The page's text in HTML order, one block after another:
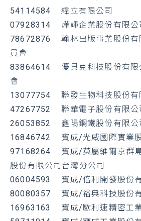
54114584 緯立有限公司
07928314 燁輝企業股份有限公
78672876 翰林出版事業股份有
員會
83864614 優貝克科技股份有限
會
13077754 聯發生物科技股份有
47267752 聯華電子股份有限公
26053852 鑫陽鋼鐵股份有限公
16846742 寶成/光威國際實業
97168264 寶成/英屬維爾京群
股份有限公司台灣分公司
06004593 寶成/倍利開發股份
80080357 寶成/裕典科技股份
16963163 寶成/歐利速精密工業